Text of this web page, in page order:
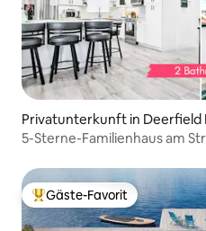
Privatunterkunft in Deerfield
5-Sterne-Familienhaus am
Beliebter Gäste-Favorit.
Gäste-Favorit